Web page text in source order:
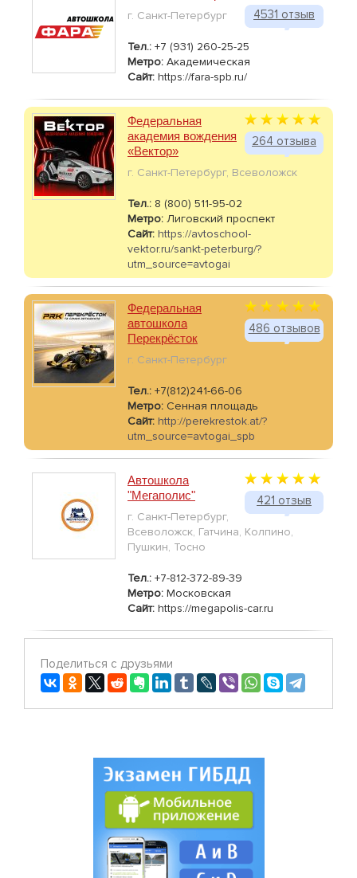
4531 отзыв
г. Санкт-Петербург
Тел.: +7 (931) 260-25-25
Метро: Академическая
Сайт: https://fara-spb.ru/
264 отзыва
Федеральная
академия вождения
«Вектор»
г. Санкт-Петербург, Всеволожск
Тел.: 8 (800) 511-95-02
Метро: Лиговский проспект
Сайт: https://avtoschool-
vektor.ru/sankt-peterburg/?
utm_source=avtogai
486 отзывов
Федеральная
автошкола
Перекрёсток
г. Санкт-Петербург
Тел.: +7(812)241-66-06
Метро: Сенная площадь
Сайт: http://perekrestok.at/?
utm_source=avtogai_spb
421 отзыв
Автошкола
"Мегаполис"
г. Санкт-Петербург,
Всеволожск, Гатчина, Колпино,
Пушкин, Тосно
Тел.: +7-812-372-89-39
Метро: Московская
Сайт: https://megapolis-car.ru
Поделиться с друзьями